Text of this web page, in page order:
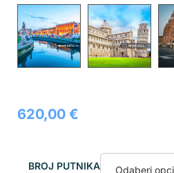
620,00 €
BROJ PUTNIKA